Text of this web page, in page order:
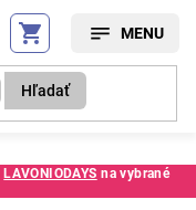
LAVONIODAYS na vybrané
Hľadať